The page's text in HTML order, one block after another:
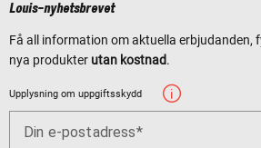
Louis-nyhetsbrevet
Få all information om aktuella erbjudanden,
nya produkter utan kostnad.
Upplysning om uppgiftsskydd
Din e-postadress